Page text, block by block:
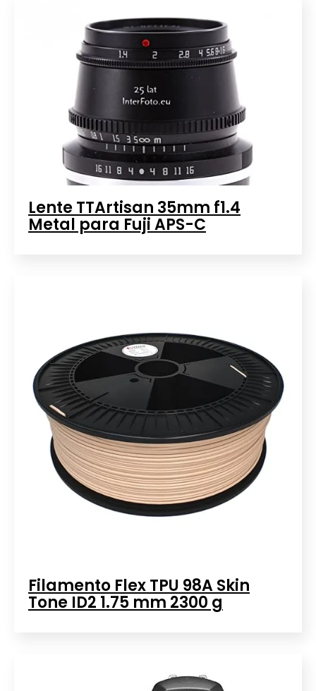
Lente TTArtisan 35mm f1.4
Metal para Fuji APS-C
Filamento Flex TPU 98A Skin
Tone ID2 1.75 mm 2300 g